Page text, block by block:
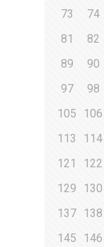
73
74
81
82
89
90
97
98
105
106
113
114
121
122
129
130
137 138
145
146